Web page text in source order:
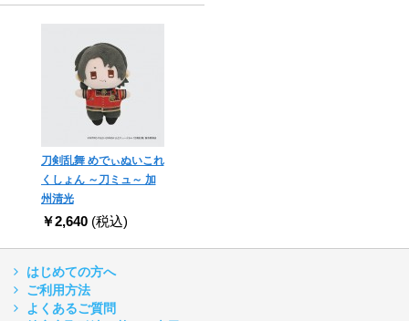
刀剣乱舞 めでぃぬいこれ
くしょん ～刀ミュ～ 加
州清光
￥2,640 (税込)
はじめての方へ
ご利用方法
よくあるご質問